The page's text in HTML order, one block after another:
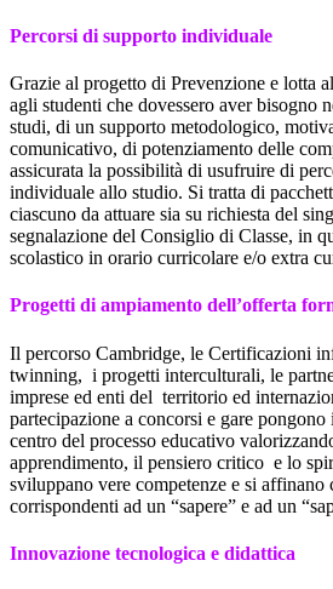
Percorsi di supporto individuale
Grazie al progetto di Prevenzione e lotta
agli studenti che dovessero aver bisogno
studi, di un supporto metodologico,
comunicativo, di potenziamento delle
assicurata la possibilità di usufruire di
individuale allo studio. Si tratta di
ciascuno da attuare sia su richiesta del
segnalazione del Consiglio di Classe, in
scolastico in orario curricolare e/o extra
Progetti di ampiamento dell’offerta
Il percorso Cambridge, le Certificazioni
twinning, i progetti interculturali, le
imprese ed enti del territorio ed
partecipazione a concorsi e gare
centro del processo educativo
apprendimento, il pensiero critico e lo
sviluppano vere competenze e si affinano
corrispondenti ad un “sapere” e ad un
Innovazione tecnologica e didattica